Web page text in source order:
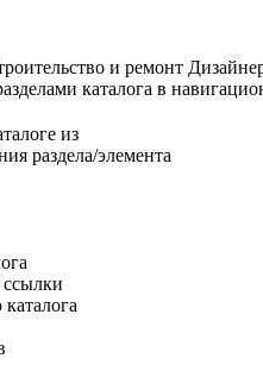
и ремонт
каталога в
из
раздела/элемента